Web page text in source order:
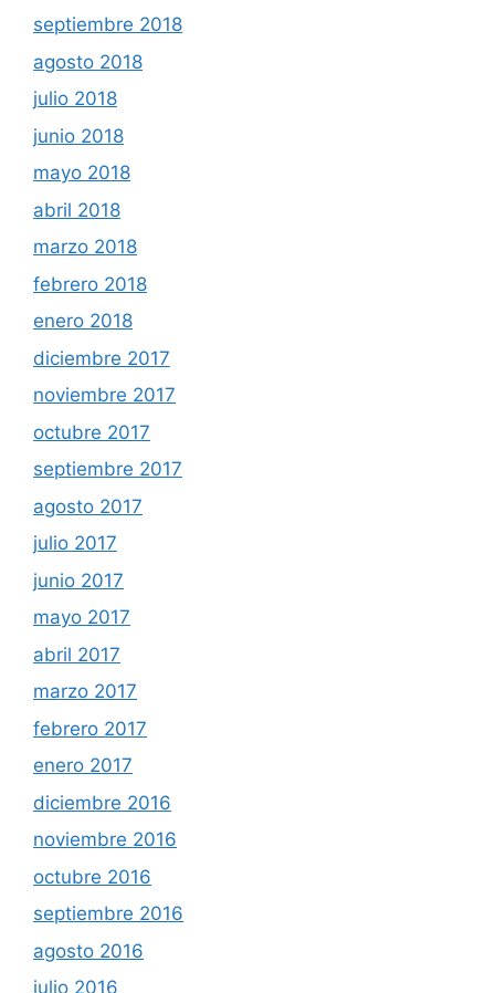
septiembre 2018
agosto 2018
julio 2018
junio 2018
mayo 2018
abril 2018
marzo 2018
febrero 2018
enero 2018
diciembre 2017
noviembre 2017
octubre 2017
septiembre 2017
agosto 2017
julio 2017
junio 2017
mayo 2017
abril 2017
marzo 2017
febrero 2017
enero 2017
diciembre 2016
noviembre 2016
octubre 2016
septiembre 2016
agosto 2016
julio 2016